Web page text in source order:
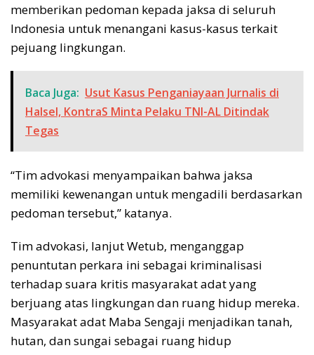
memberikan pedoman kepada jaksa di seluruh
Indonesia untuk menangani kasus-kasus terkait
pejuang lingkungan.
Baca Juga: Usut Kasus Penganiayaan Jurnalis di
Halsel, KontraS Minta Pelaku TNI-AL Ditindak
Tegas
“Tim advokasi menyampaikan bahwa jaksa
memiliki kewenangan untuk mengadili berdasarkan
pedoman tersebut,” katanya.
Tim advokasi, lanjut Wetub, menganggap
penuntutan perkara ini sebagai kriminalisasi
terhadap suara kritis masyarakat adat yang
berjuang atas lingkungan dan ruang hidup mereka.
Masyarakat adat Maba Sengaji menjadikan tanah,
hutan, dan sungai sebagai ruang hidup